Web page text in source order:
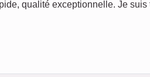
qualité exceptionnelle. Je suis